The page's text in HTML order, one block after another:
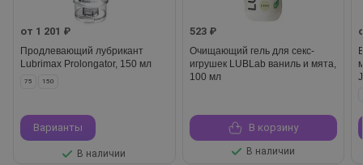
от 1 201 ₽
Продлевающий лубрикант
Lubrimax Prolongator, 150 мл
75 150
Варианты
В наличии
523 ₽
Очищающий гель для секс-
игрушек LUBLab ваниль и мята,
100 мл
В корзину
В наличии